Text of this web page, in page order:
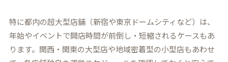
特に都内の超大型店舗（新宿や東京ドームシティなど）は、
年始やイベントで開店時間が前倒し・短縮されるケースもあ
ります。関西・関東の大型店や地域密着型の小型店もあわせ